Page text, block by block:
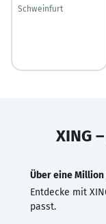
Schweinfurt
XING
Über eine Million
Entdecke mit
passt.